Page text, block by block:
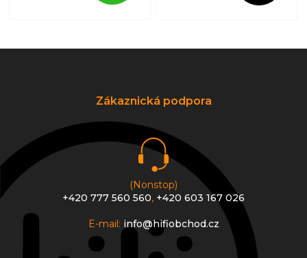
Zákaznická podpora
(Nonstop)
+420 777 560 560, +420 603 167 026
E-mail: info@hifiobchod.cz